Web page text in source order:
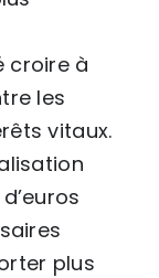
croire à
les
vitaux.
plus